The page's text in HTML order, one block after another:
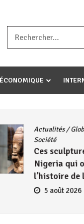
umariye